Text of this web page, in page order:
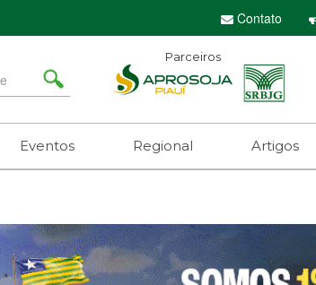
Contato
Parceiros
Eventos Regional Artigos